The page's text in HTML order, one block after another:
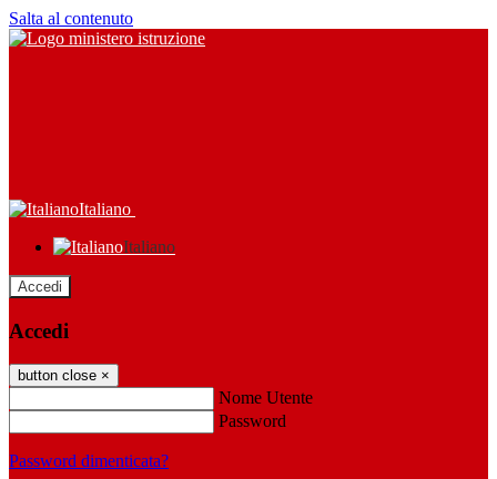
Salta al contenuto
Italiano
Italiano
Accedi
Accedi
button close ×
Nome Utente
Password
Password dimenticata?